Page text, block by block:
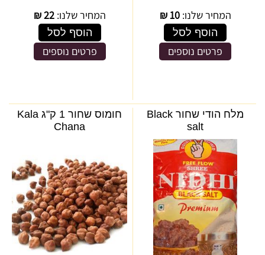
המחיר שלנו:10
₪
הוסף לסל
פרטים נוספים
המחיר שלנו:22
₪
הוסף לסל
פרטים נוספים
מלח הודי שחור Black
salt
חומוס שחור 1 ק"ג Kala
Chana